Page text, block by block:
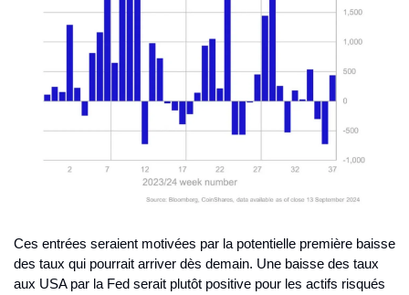
Ces entrées seraient motivées par la potentielle première baisse
des taux qui pourrait arriver dès demain. Une baisse des taux
aux USA par la Fed serait plutôt positive pour les actifs risqués